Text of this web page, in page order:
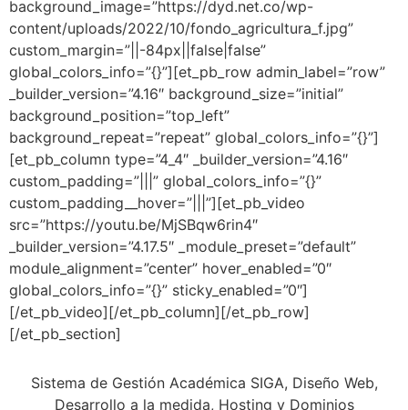
background_image=”https://dyd.net.co/wp-
content/uploads/2022/10/fondo_agricultura_f.jpg”
custom_margin=”||-84px||false|false”
global_colors_info=”{}”][et_pb_row admin_label=”row”
_builder_version=”4.16″ background_size=”initial”
background_position=”top_left”
background_repeat=”repeat” global_colors_info=”{}”]
[et_pb_column type=”4_4″ _builder_version=”4.16″
custom_padding=”|||” global_colors_info=”{}”
custom_padding__hover=”|||”][et_pb_video
src=”https://youtu.be/MjSBqw6rin4″
_builder_version=”4.17.5″ _module_preset=”default”
module_alignment=”center” hover_enabled=”0″
global_colors_info=”{}” sticky_enabled=”0″]
[/et_pb_video][/et_pb_column][/et_pb_row]
[/et_pb_section]
Sistema de Gestión Académica SIGA, Diseño Web,
Desarrollo a la medida, Hosting y Dominios